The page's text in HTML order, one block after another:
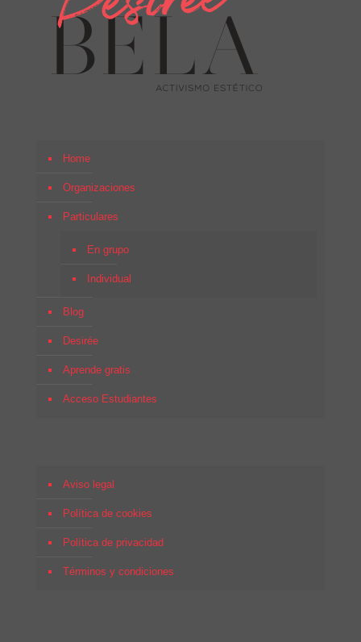
Home
Organizaciones
Particulares
En grupo
Individual
Blog
Desirée
Aprende gratis
Acceso Estudiantes
Aviso legal
Política de cookies
Política de privacidad
Términos y condiciones